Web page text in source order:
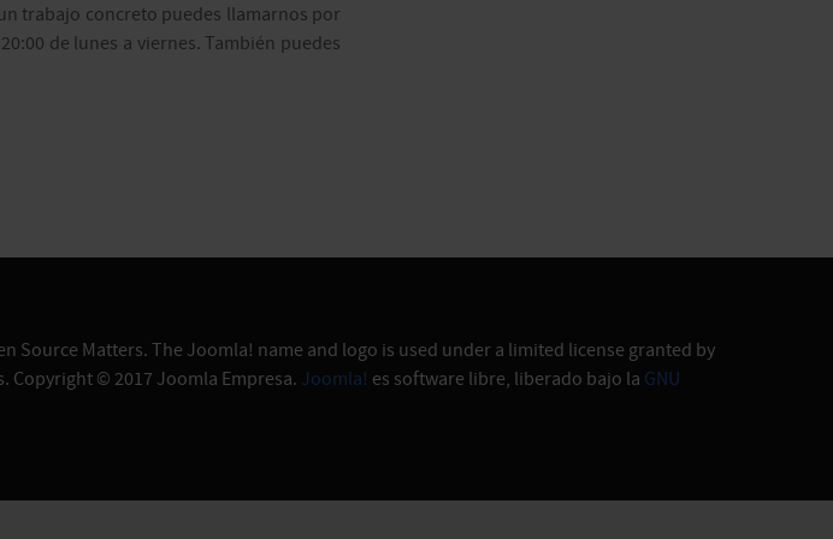
trabajo concreto puedes llamarnos por
de lunes a viernes. También puedes
Source Matters. The Joomla! name and logo is used under a limited license granted by
Copyright © 2017 Joomla Empresa. Joomla! es software libre, liberado bajo la GNU